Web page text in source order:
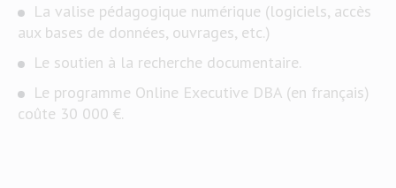
La valise pédagogique numérique (logiciels, accès
aux bases de données, ouvrages, etc.)
Le soutien à la recherche documentaire.
Le programme Online Executive DBA (en français)
coûte 30 000 €.